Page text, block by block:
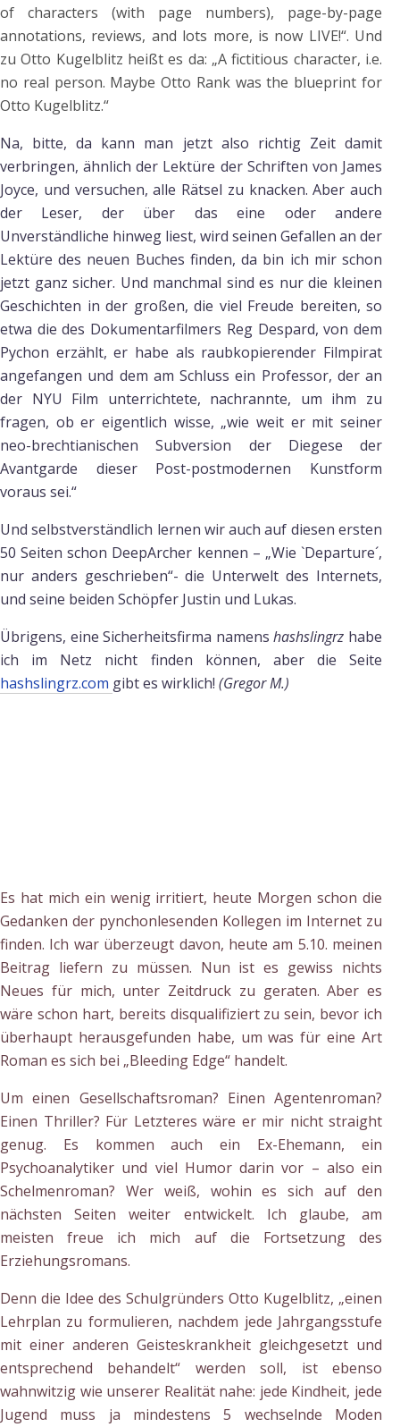
of characters (with page numbers), page-by-page
annotations, reviews, and lots more, is now LIVE!“. Und
zu Otto Kugelblitz heißt es da: „A fictitious character, i.e.
no real person. Maybe Otto Rank was the blueprint for
Otto Kugelblitz.“
Na, bitte, da kann man jetzt also richtig Zeit damit
verbringen, ähnlich der Lektüre der Schriften von James
Joyce, und versuchen, alle Rätsel zu knacken. Aber auch
der Leser, der über das eine oder andere
Unverständliche hinweg liest, wird seinen Gefallen an der
Lektüre des neuen Buches finden, da bin ich mir schon
jetzt ganz sicher. Und manchmal sind es nur die kleinen
Geschichten in der großen, die viel Freude bereiten, so
etwa die des Dokumentarfilmers Reg Despard, von dem
Pychon erzählt, er habe als raubkopierender Filmpirat
angefangen und dem am Schluss ein Professor, der an
der NYU Film unterrichtete, nachrannte, um ihm zu
fragen, ob er eigentlich wisse, „wie weit er mit seiner
neo-brechtianischen Subversion der Diegese der
Avantgarde dieser Post-postmodernen Kunstform
voraus sei.“
Und selbstverständlich lernen wir auch auf diesen ersten
50 Seiten schon DeepArcher kennen – „Wie `Departure´,
nur anders geschrieben“- die Unterwelt des Internets,
und seine beiden Schöpfer Justin und Lukas.
Übrigens, eine Sicherheitsfirma namenshashslingrz habe
ich im Netz nicht finden können, aber die Seite
hashslingrz.com gibt es wirklich! (Gregor M.)
Es hat mich ein wenig irritiert, heute Morgen schon die
Gedanken der pynchonlesenden Kollegen im Internet zu
finden. Ich war überzeugt davon, heute am 5.10. meinen
Beitrag liefern zu müssen. Nun ist es gewiss nichts
Neues für mich, unter Zeitdruck zu geraten. Aber es
wäre schon hart, bereits disqualifiziert zu sein, bevor ich
überhaupt herausgefunden habe, um was für eine Art
Roman es sich bei „Bleeding Edge“ handelt.
Um einen Gesellschaftsroman? Einen Agentenroman?
Einen Thriller? Für Letzteres wäre er mir nicht straight
genug. Es kommen auch ein Ex-Ehemann, ein
Psychoanalytiker und viel Humor darin vor – also ein
Schelmenroman? Wer weiß, wohin es sich auf den
nächsten Seiten weiter entwickelt. Ich glaube, am
meisten freue ich mich auf die Fortsetzung des
Erziehungsromans.
Denn die Idee des Schulgründers Otto Kugelblitz, „einen
Lehrplan zu formulieren, nachdem jede Jahrgangsstufe
mit einer anderen Geisteskrankheit gleichgesetzt und
entsprechend behandelt“ werden soll, ist ebenso
wahnwitzig wie unserer Realität nahe: jede Kindheit, jede
Jugend muss ja mindestens 5 wechselnde Moden